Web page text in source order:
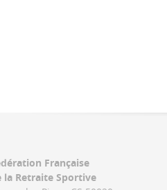
Française
la Retraite Sportive